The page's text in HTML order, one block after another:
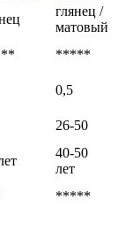
глянец /
матовый
*****
0,5
26-50
40-50
лет
*****